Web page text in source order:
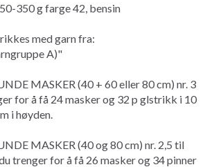
350 g farge 42, bensin
med garn fra:
A)"
MASKER (40 + 60 eller 80 cm) nr. 3
for å få 24 masker og 32 p glstrikk i 10
i høyden.
MASKER (40 og 80 cm) nr. 2,5 til
trenger for å få 26 masker og 34 pinner